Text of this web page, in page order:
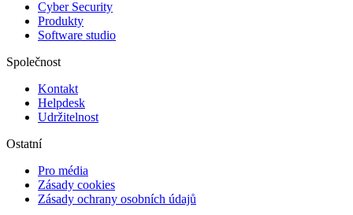
Cyber Security
Produkty
Software studio
Společnost
Kontakt
Helpdesk
Udržitelnost
Ostatní
Pro média
Zásady cookies
Zásady ochrany osobních údajů